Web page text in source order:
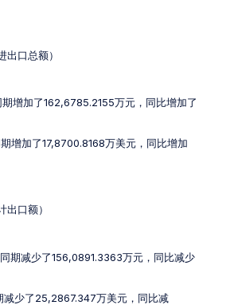
口总额）
增加了162,6785.2155万元，同比增加了
增加了17,8700.8168万美元，同比增加
口额）
期减少了156,0891.3363万元，同比减少
减少了25,2867.347万美元，同比减